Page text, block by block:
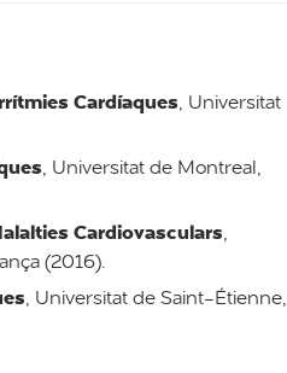
Cardíaques, Universitat
, Universitat de Montreal,
Cardiovasculars,
(2016).
, Universitat de Saint-Étienne,